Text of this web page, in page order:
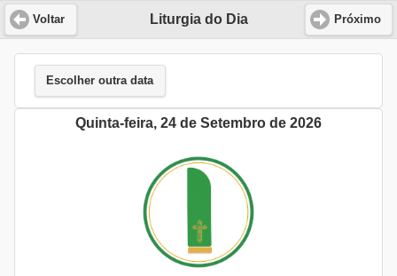
Liturgia do Dia
Voltar Próximo
Escolher outra data
Quinta-feira, 24 de Setembro de 2026